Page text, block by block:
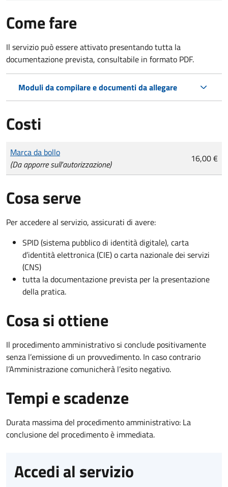
Come fare
Il servizio può essere attivato presentando tutta la
documentazione prevista, consultabile in formato PDF.
Moduli da compilare e documenti da allegare
Costi
Tipo di pagamento
Importo
Marca da bollo
(Da apporre sull'autorizzazione)
16,00 €
Cosa serve
Per accedere al servizio, assicurati di avere:
SPID (sistema pubblico di identità digitale), carta
d’identità elettronica (CIE) o carta nazionale dei servizi
(CNS)
tutta la documentazione prevista per la presentazione
della pratica.
Cosa si ottiene
Il procedimento amministrativo si conclude positivamente
senza l’emissione di un provvedimento. In caso contrario
l’Amministrazione comunicherà l’esito negativo.
Tempi e scadenze
Durata massima del procedimento amministrativo: La
conclusione del procedimento è immediata.
Accedi al servizio